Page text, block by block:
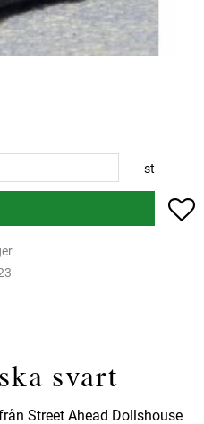
st
svart
Street Ahead Dollshouse